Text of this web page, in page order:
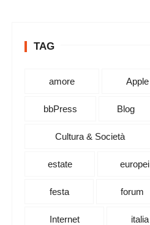
TAG
amore Apple
bbPress Blog
Cultura & Società
estate europei
festa forum
Internet italia